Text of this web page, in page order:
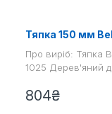
Тяпка 150 мм
Про виріб: Тяпка
1025 Дерев'яний
804₴